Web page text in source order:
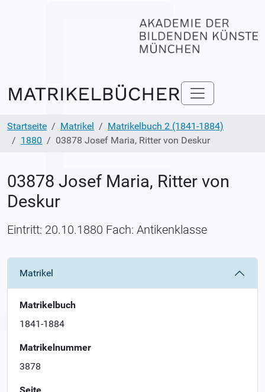
Startseite Matrikel
Matrikelbuch 2 (1841-1884)
1880
03878 Josef Maria, Ritter von Deskur
03878 Josef Maria, Ritter von
Deskur
Eintritt: 20.10.1880 Fach: Antikenklasse
Matrikel
Matrikelbuch
1841-1884
Matrikelnummer
3878